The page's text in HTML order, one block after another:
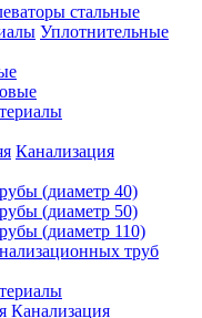
стальные
Уплотнительные
Канализация
(диаметр 40)
(диаметр 50)
(диаметр 110)
труб
Канализация